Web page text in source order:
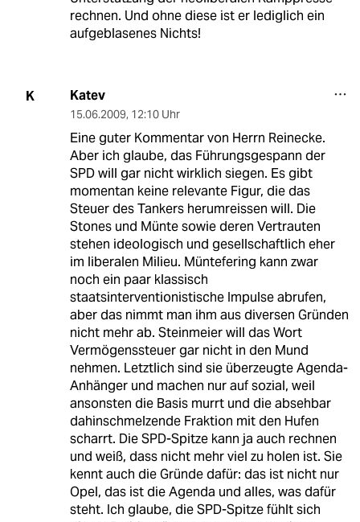
rechnen. Und ohne diese ist er lediglich ein
aufgeblasenes Nichts!
K Katev
15.06.2009, 12:10 Uhr
Eine guter Kommentar von Herrn Reinecke.
Aber ich glaube, das Führungsgespann der
SPD will gar nicht wirklich siegen. Es gibt
momentan keine relevante Figur, die das
Steuer des Tankers herumreissen will. Die
Stones und Münte sowie deren Vertrauten
stehen ideologisch und gesellschaftlich eher
im liberalen Milieu. Müntefering kann zwar
noch ein paar klassisch
staatsinterventionistische Impulse abrufen,
aber das nimmt man ihm aus diversen Gründen
nicht mehr ab. Steinmeier will das Wort
Vermögenssteuer gar nicht in den Mund
nehmen. Letztlich sind sie überzeugte Agenda-
Anhänger und machen nur auf sozial, weil
ansonsten die Basis murrt und die absehbar
dahinschmelzende Fraktion mit den Hufen
scharrt. Die SPD-Spitze kann ja auch rechnen
und weiß, dass nicht mehr viel zu holen ist. Sie
kennt auch die Gründe dafür: das ist nicht nur
Opel, das ist die Agenda und alles, was dafür
steht. Ich glaube, die SPD-Spitze fühlt sich